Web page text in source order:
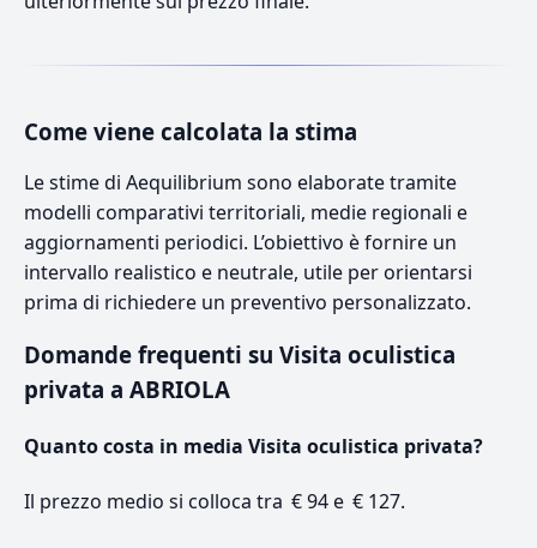
Come viene calcolata la stima
Le stime di Aequilibrium sono elaborate tramite
modelli comparativi territoriali, medie regionali e
aggiornamenti periodici. L’obiettivo è fornire un
intervallo realistico e neutrale, utile per orientarsi
prima di richiedere un preventivo personalizzato.
Domande frequenti su Visita oculistica
privata a ABRIOLA
Quanto costa in media Visita oculistica privata?
Il prezzo medio si colloca tra € 94 e € 127.